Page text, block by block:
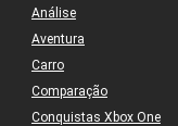
Análise
Aventura
Carro
Comparação
Conquistas Xbox One